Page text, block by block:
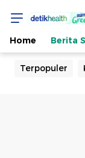
Home Berita
Terpopuler